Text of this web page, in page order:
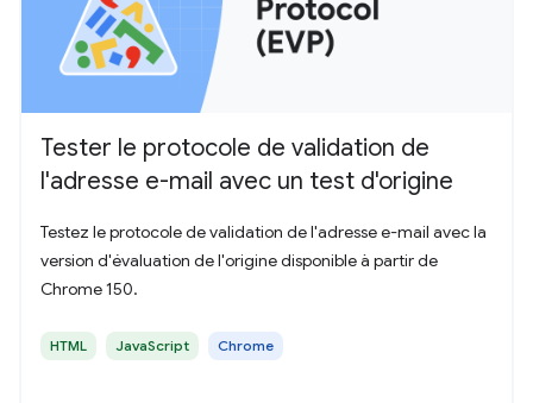
Tester le protocole de validation de
l'adresse e-mail avec un test d'origine
Testez le protocole de validation de l'adresse e-mail avec la
version d'évaluation de l'origine disponible à partir de
Chrome 150.
HTML JavaScript Chrome